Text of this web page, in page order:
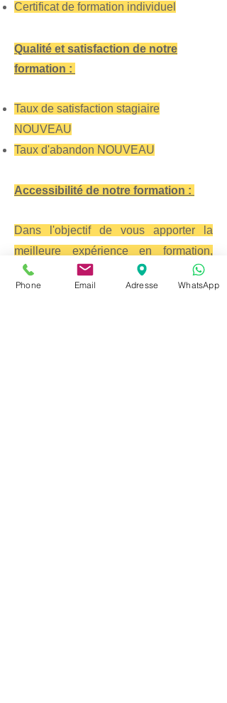
Certificat de formation individuel
Qualité et satisfaction de notre
formation :
Taux de satisfaction stagiaire
NOUVEAU
Taux d'abandon NOUVEAU
Accessibilité de notre formation :
Dans l'objectif de vous apporter la
meilleure expérience en formation,
souhaitez-vous échanger avec notre
référent handicap pour vous assurer
Phone Email Adresse WhatsApp